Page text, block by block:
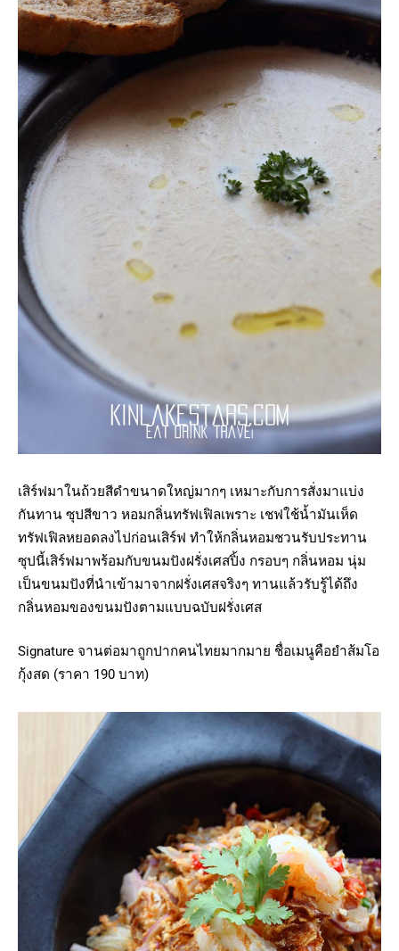
เสิร์ฟมาในถ้วยสีดำขนาดใหญ่มากๆ เหมาะกับการสั่งมาแบ่ง
กันทาน ซุปสีขาว หอมกลิ่นทรัฟเฟิลเพราะ เชฟใช้น้ำมันเห็ด
ทรัฟเฟิลหยอดลงไปก่อนเสิร์ฟ ทำให้กลิ่นหอมชวนรับประทาน
ซุปนี้เสิร์ฟมาพร้อมกับขนมปังฝรั่งเศสปิ้ง กรอบๆ กลิ่นหอม นุ่ม
เป็นขนมปังที่นำเข้ามาจากฝรั่งเศสจริงๆ ทานแล้วรับรู้ได้ถึง
กลิ่นหอมของขนมปังตามแบบฉบับฝรั่งเศส
Signature จานต่อมาถูกปากคนไทยมากมาย ชื่อเมนูคือยำส้มโอ
กุ้งสด (ราคา 190 บาท)